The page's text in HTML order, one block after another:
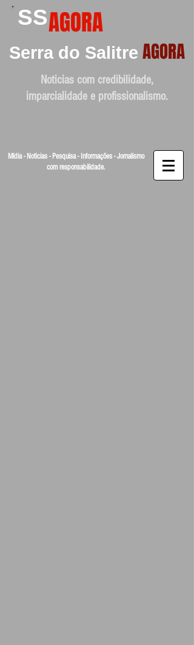
SSAGORA
Serra do Salitre AGORA
Noticias com credibilidade,
imparcialidade e profissionalismo.
Mídia - Noticias - Pesquisa - Informações - Jornalismo
com responsabilidade.